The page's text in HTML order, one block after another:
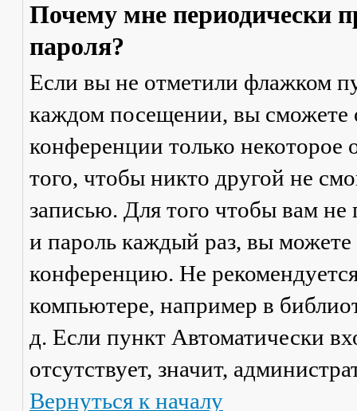
Почему мне периодически
пароля?
Если вы не отметили флажком
каждом посещении, вы сможете
конференции только некоторое
того, чтобы никто другой не
записью. Для того чтобы вам не
и пароль каждый раз, вы
конференцию. Не
компьютере, например в
д. Если пункт Автоматически
отсутствует, значит,
Вернуться к началу